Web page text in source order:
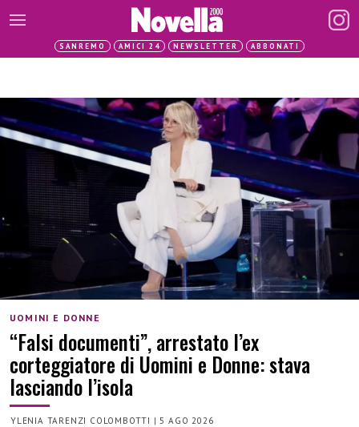
SANREMO AMICI 24 NEWSLETTER ABBONATI
UOMINI E DONNE
“Falsi documenti”, arrestato l’ex
corteggiatore di Uomini e Donne: stava
lasciando l’isola
YLENIA TARENZI COLOMBOTTI |5 AGO 2026